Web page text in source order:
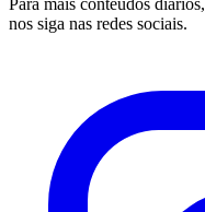
nos siga nas redes sociais.